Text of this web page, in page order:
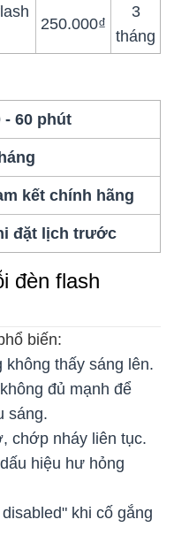
250.000₫
3
tháng
- 60 phút
kết chính hãng
đặt lịch trước
đèn flash
biến:
thấy sáng lên.
đủ mạnh để
sáng.
chớp nháy liên tục.
hiệu hư hỏng
khi cố gắng